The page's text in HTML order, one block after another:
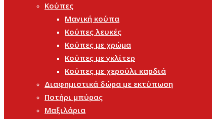
Κούπες
Μαγική κούπα
Κούπες λευκές
Κούπες με χρώμα
Κούπες με γκλίτερ
Κούπες με χερούλι καρδιά
Διαφημιστικά δώρα με εκτύπωση
Ποτήρι μπύρας
Μαξιλάρια